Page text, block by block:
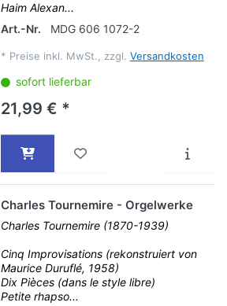
Haim Alexan...
Art.-Nr.
MDG 606 1072-2
* Preise inkl. MwSt., zzgl. Versandkosten
sofort lieferbar
21,99 € *
Charles Tournemire - Orgelwerke
Charles Tournemire (1870-1939)
Cinq Improvisations (rekonstruiert von
Maurice Duruflé, 1958)
Dix Pièces (dans le style libre)
Petite rhapso...